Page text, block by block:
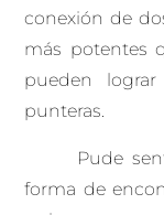
conexión de
más potentes
pueden
punteras.
Pude
forma de